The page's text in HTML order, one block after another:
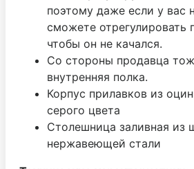
поэтому даже если у вас
сможете отрегулировать
чтобы он не качался.
Со стороны продавца
внутренняя полка.
Корпус прилавков из
серого цвета
Столешница заливная из
нержавеющей стали